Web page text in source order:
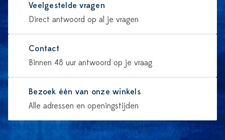
Veelgestelde vragen
Direct antwoord op al je vragen
Contact
Binnen 48 uur antwoord op je vraag
Bezoek één van onze winkels
Alle adressen en openingstijden